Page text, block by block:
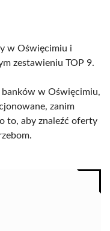
w Oświęcimiu i
zestawieniu TOP 9.
w Oświęcimiu,
zanim
to, aby znaleźć oferty